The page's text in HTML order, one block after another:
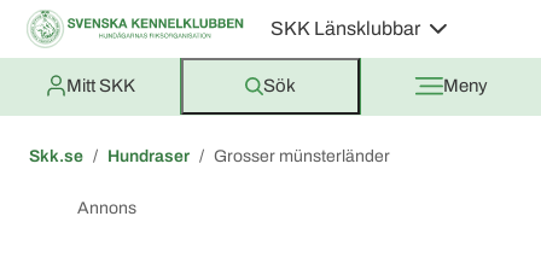
SKK Länsklubbar
Mitt SKK Sök Meny
Skk.se Hundraser Grosser münsterländer
Annons